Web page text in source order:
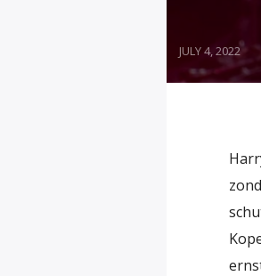
JULY 4, 2022